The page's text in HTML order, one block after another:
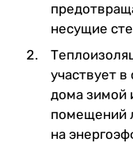
несущие
участвует
дома зимой
помещений
на